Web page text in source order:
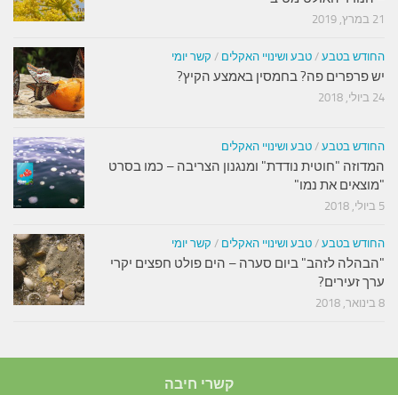
21 במרץ, 2019
החודש בטבע / טבע ושינויי האקלים / קשר יומי
יש פרפרים פה? בחמסין באמצע הקיץ?
24 ביולי, 2018
החודש בטבע / טבע ושינויי האקלים
המדוזה "חוטית נודדת" ומנגנון הצריבה – כמו בסרט
"מוצאים את נמו"
5 ביולי, 2018
החודש בטבע / טבע ושינויי האקלים / קשר יומי
"הבהלה לזהב" ביום סערה – הים פולט חפצים יקרי
ערך זעירים?
8 בינואר, 2018
קשרי חיבה